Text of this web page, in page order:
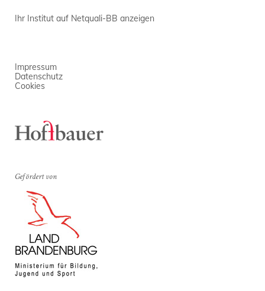
Ihr Institut auf Netquali-BB anzeigen
Impressum
Datenschutz
Cookies
Gefördert von